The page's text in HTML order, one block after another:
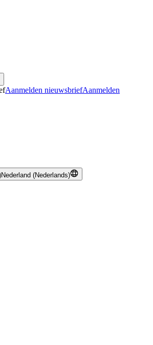
Aanmelden nieuwsbriefAanmelden
Nederland (Nederlands)